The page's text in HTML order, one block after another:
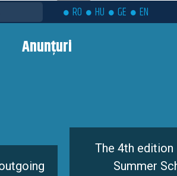
RO HU GE EN
Anunțuri
The 4th edition of the Eutopia
Summer School is coming